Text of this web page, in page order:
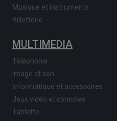
Musique et instruments
Billetterie
MULTIMEDIA
Téléphonie
Image et son
Informatique et accessoires
Jeux vidéo et consoles
Tablette